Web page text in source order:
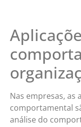
Nas empresas, as
comportamental
análise do